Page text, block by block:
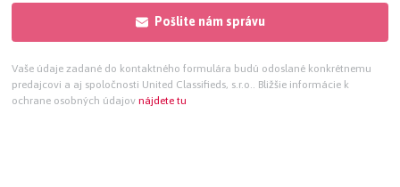
Pošlite nám správu
Vaše údaje zadané do kontaktného formulára budú odoslané konkrétnemu
predajcovi a aj spoločnosti United Classifieds, s.r.o.. Bližšie informácie k
ochrane osobných údajov nájdete tu